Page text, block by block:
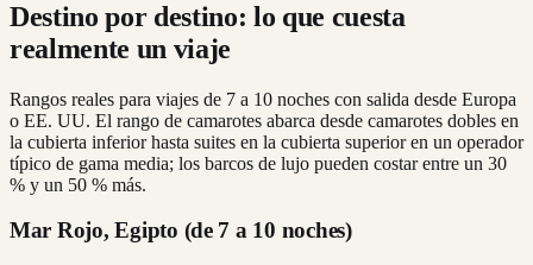
Destino por destino: lo que cuesta
realmente un viaje
Rangos reales para viajes de 7 a 10 noches con salida desde Europa
o EE. UU. El rango de camarotes abarca desde camarotes dobles en
la cubierta inferior hasta suites en la cubierta superior en un operador
típico de gama media; los barcos de lujo pueden costar entre un 30
% y un 50 % más.
Mar Rojo, Egipto (de 7 a 10 noches)